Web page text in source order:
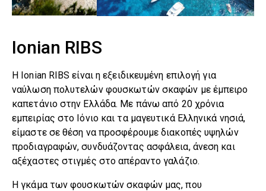
Ionian RIBS
Η Ionian RIBS είναι η εξειδικευμένη επιλογή για
ναύλωση πολυτελών φουσκωτών σκαφών με έμπειρο
καπετάνιο στην Ελλάδα. Με πάνω από 20 χρόνια
εμπειρίας στο Ιόνιο και τα μαγευτικά Ελληνικά νησιά,
είμαστε σε θέση να προσφέρουμε διακοπές υψηλών
προδιαγραφών, συνδυάζοντας ασφάλεια, άνεση και
αξέχαστες στιγμές στο απέραντο γαλάζιο.
Η γκάμα των φουσκωτών σκαφών μας, που